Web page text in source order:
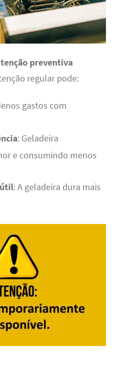
preventiva
regular pode:
gastos com
: Geladeira
e consumindo menos
: A geladeira dura mais